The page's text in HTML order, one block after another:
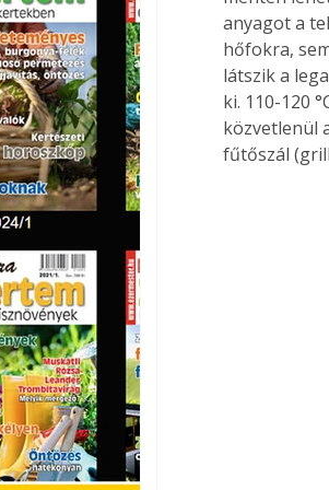
anyagot a
hőfokra,
látszik a
ki. 110-120
közvetlenül
fűtőszál